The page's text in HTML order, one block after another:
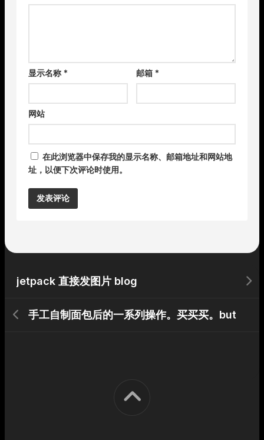
显示名称 * 邮箱*
网站
在此浏览器中保存我的显示名称、邮箱地址和网站地
址，以便下次评论时使用。
jetpack 直接发图片 blog
手工自制面包后的一系列操作。买买买。but